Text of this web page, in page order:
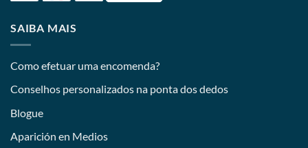
SAIBA MAIS
Como efetuar uma encomenda?
Conselhos personalizados na ponta dos dedos
Blogue
Aparición en Medios